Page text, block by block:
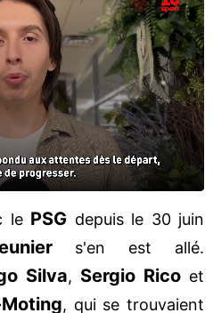
le PSG depuis le 30 juin
s'en est allé.
Silva, Sergio Rico et
, qui se trouvaient